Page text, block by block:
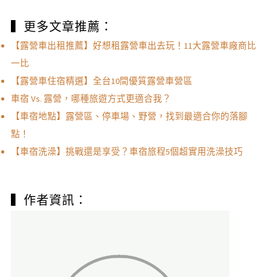
▍更多文章推薦：
【露營車出租推薦】好想租露營車出去玩！11大露營車廠商比
一比
【露營車住宿精選】全台10間優質露營車營區
車宿 Vs. 露營，哪種旅遊方式更適合我？
【車宿地點】露營區、停車場、野營，找到最適合你的落腳
點！
【車宿洗澡】挑戰還是享受？車宿旅程5個超實用洗澡技巧
▍作者資訊：